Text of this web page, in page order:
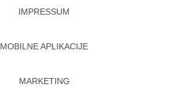
IMPRESSUM
MOBILNE APLIKACIJE
MARKETING